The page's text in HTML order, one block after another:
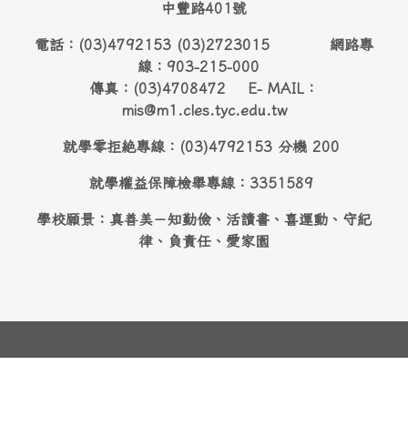
中豐路401號
電話：(03)4792153 (03)2723015 網路專
線：903-215-000
傳真：(03)4708472 E- MAIL：
mis@m1.cles.tyc.edu.tw
就學零拒絶專線：(03)4792153 分機 200
就學權益保障檢舉專線：3351589
學校願景：真善美－知勤儉、活讀書、喜運動、守紀
律、負責任、愛家園